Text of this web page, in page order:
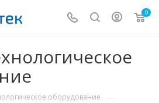
0
оборудование —